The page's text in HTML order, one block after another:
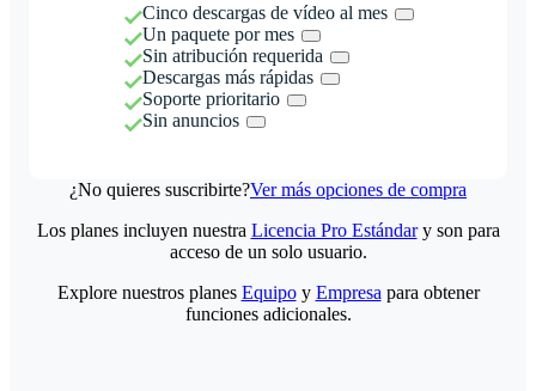
Cinco descargas de vídeo al mes
Un paquete por mes
Sin atribución requerida
Descargas más rápidas
Soporte prioritario
Sin anuncios
¿No quieres suscribirte?Ver más opciones de compra
Los planes incluyen nuestra Licencia Pro Estándary son para
acceso de un solo usuario.
Explore nuestros planes Equipoy Empresa para obtener
funciones adicionales.